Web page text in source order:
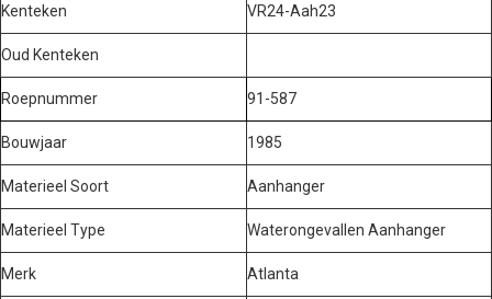
Kenteken VR24-Aah23
Oud Kenteken
Roepnummer 91-587
Bouwjaar 1985
Materieel Soort Aanhanger
Materieel Type Waterongevallen Aanhanger
Merk Atlanta